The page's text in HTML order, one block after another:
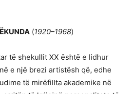
(1920–1968)
të shekullit XX është e lidhur
e një brezi artistësh që, edhe
të mirëfillta akademike në